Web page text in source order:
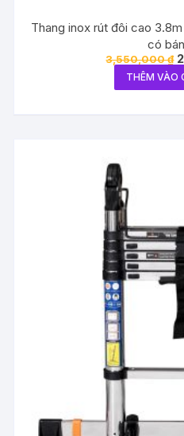
Thang inox rút đôi cao
có
3,550,000₫
THÊM VÀO